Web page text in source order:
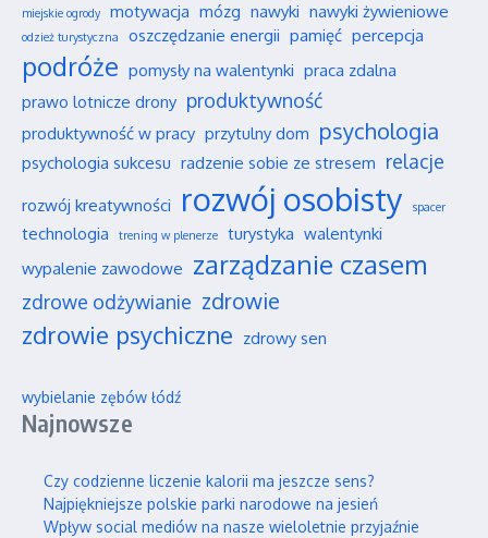
miejskie ogrody
motywacja mózg nawyki nawyki żywieniowe
odzież turystyczna oszczędzanie energii pamięć percepcja
podróże pomysły na walentynki praca zdalna
prawo lotnicze drony produktywność
produktywność w pracy przytulny dom psychologia
psychologia sukcesu radzenie sobie ze stresem relacje
rozwój kreatywności rozwój osobisty spacer
technologia trening w plenerze turystyka walentynki
wypalenie zawodowe zarządzanie czasem
zdrowe odżywianie zdrowie
zdrowie psychiczne zdrowy sen
wybielanie zębów łódź
Najnowsze
Czy codzienne liczenie kalorii ma jeszcze sens?
Najpiękniejsze polskie parki narodowe na jesień
Wpływ social mediów na nasze wieloletnie przyjaźnie